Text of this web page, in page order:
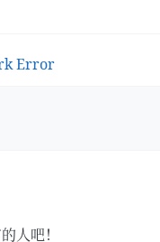
Error
人吧！